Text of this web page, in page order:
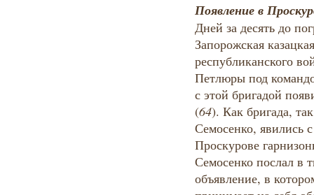
Появление в
Дней за десять до
Запорожская
республиканского
Петлюры под
с этой бригадой
(64). Как бригада,
Семосенко, явились
Проскурове
Семосенко послал в
объявление, в